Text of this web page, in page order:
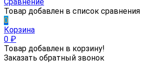
Товар добавлен в список сравнения
0
Корзина
0 ₽
Товар добавлен в корзину!
Заказать обратный звонок